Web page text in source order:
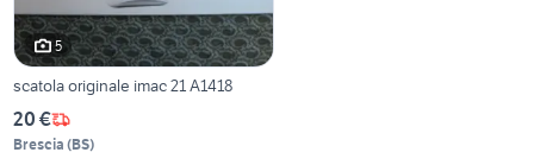
5
scatola originale imac 21 A1418
20 €
Brescia (BS)